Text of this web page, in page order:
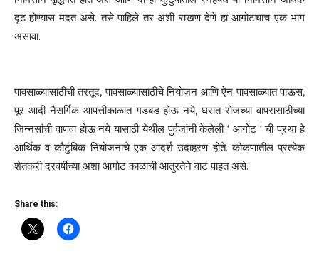
दृढ होण्यास मदत असे. तसे पाहिले तर अशी राखण देणे हा आगोटचाच एक भाग
असावा.
पावसाळ्यासाठीची तरतूद, पावसाळ्यासाठीचे नियोजन आणि ऐन पावसाळ्यात पाऊस,
पूर आदी नैसर्गिक आपत्तीकाळात गडबड होऊ नये, घरात रोजच्या वापरासाठीच्या
जिन्नसांची वाणवा होऊ नये यासाठी येथील पुर्वजांनी केलेली ‘ आगोट ‘ ची प्रथा हे
आर्थिक व कौटुंबिक नियोजनाचे एक आदर्श उदाहरण होते. कोकणातील प्रत्येक
शेतकरी दरवर्षीच्या अशा आगोट काळाची आतुरतेने वाट पाहत असे.
Share this: